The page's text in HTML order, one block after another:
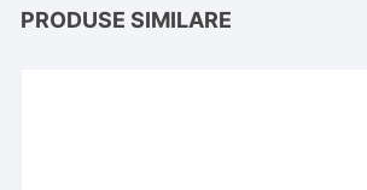
PRODUSE SIMILARE